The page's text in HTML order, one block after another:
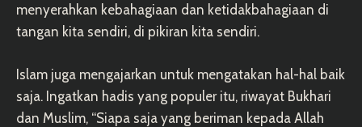
menyerahkan kebahagiaan dan ketidakbahagiaan di
tangan kita sendiri, di pikiran kita sendiri.
Islam juga mengajarkan untuk mengatakan hal-hal baik
saja. Ingatkan hadis yang populer itu, riwayat Bukhari
dan Muslim, “Siapa saja yang beriman kepada Allah